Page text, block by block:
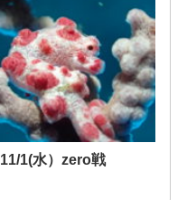
11/1(水）zero戦